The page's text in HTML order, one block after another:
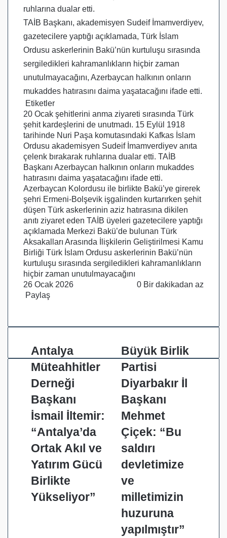
ruhlarına dualar etti.
TAİB Başkanı, akademisyen Sudeif İmamverdiyev,
gazetecilere yaptığı açıklamada, Türk İslam
Ordusu askerlerinin Bakü’nün kurtuluşu sırasında
sergiledikleri kahramanlıkların hiçbir zaman
unutulmayacağını, Azerbaycan halkının onların
mukaddes hatırasını daima yaşatacağını ifade etti.
Etiketler
20 Ocak şehitlerini anma ziyareti sırasında Türk
şehit kardeşlerini de unutmadı. 15 Eylül 1918
tarihinde Nuri Paşa komutasındaki Kafkas İslam
Ordusu akademisyen Sudeif İmamverdiyev anıta
çelenk bırakarak ruhlarına dualar etti. TAİB
Başkanı Azerbaycan halkının onların mukaddes
hatırasını daima yaşatacağını ifade etti.
Azerbaycan Kolordusu ile birlikte Bakü’ye girerek
şehri Ermeni-Bolşevik işgalinden kurtarırken şehit
düşen Türk askerlerinin aziz hatırasına dikilen
anıtı ziyaret eden TAİB üyeleri gazetecilere yaptığı
açıklamada Merkezi Bakü’de bulunan Türk
Aksakalları Arasında İlişkilerin Geliştirilmesi Kamu
Birliği Türk İslam Ordusu askerlerinin Bakü’nün
kurtuluşu sırasında sergiledikleri kahramanlıkların
hiçbir zaman unutulmayacağını
26 Ocak 2026
0 Bir dakikadan az
Paylaş
ile
Antalya
Müteahhitler
Derneği
Başkanı
İsmail
İltemir:
“Antalya’da
Ortak
Akıl
ve
Yatırım
Gücü
Birlikte
Yükseliyor”
Antalya
Müteahhitler
Derneği
Başkanı
İsmail İltemir:
“Antalya’da
Ortak Akıl ve
Yatırım Gücü
Birlikte
Yükseliyor”
Büyük
Birlik
Partisi
Diyarbakır
İl
Başkanı
Mehmet
Çiçek:
“Bu
saldırı
devletimize
ve
huzuruna
yapılmıştır”
Büyük Birlik
Partisi
Diyarbakır İl
Başkanı
Mehmet
Çiçek: “Bu
saldırı
devletimize
ve
milletimizin
huzuruna
yapılmıştır”